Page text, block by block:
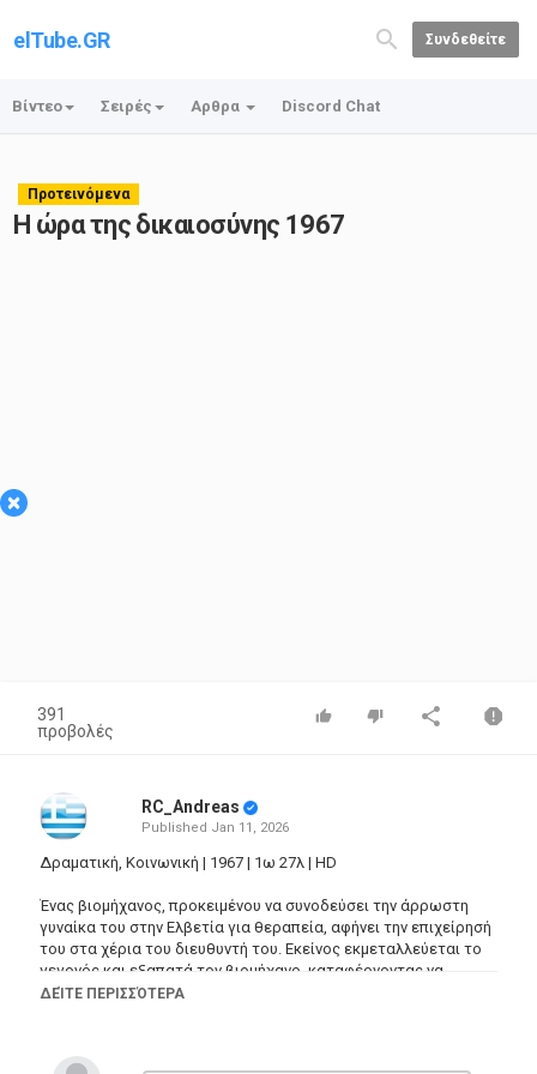
elTube.GR Συνδεθείτε
Βίντεο Σειρές Αρθρα Discord Chat
Προτεινόμενα
Η ώρα της δικαιοσύνης 1967
×
391
προβολές
RC_Andreas
Published Jan 11, 2026
Δραματική, Κοινωνική | 1967 | 1ω 27λ | HD
Ένας βιομήχανος, προκειμένου να συνοδεύσει την άρρωστη
γυναίκα του στην Ελβετία για θεραπεία, αφήνει την επιχείρησή
του στα χέρια του διευθυντή του. Εκείνος εκμεταλλεύεται το
γεγονός και εξαπατά τον βιομήχανο, καταφέρνοντας να
οικειοποιηθεί την επιχείρηση. Μετά από δεκαετία, ο γιος του
επιχείρησης, θα πάρει πίσω την περιουσία του και θα
ΔΕΊΤΕ ΠΕΡΙΣΣΌΤΕΡΑ